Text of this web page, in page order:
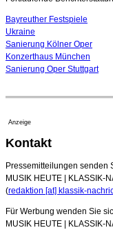
Bayreuther Festspiele
Ukraine
Sanierung Kölner Oper
Konzerthaus München
Sanierung Oper Stuttgart
Anzeige
Kontakt
Pressemitteilungen senden
MUSIK HEUTE | KLASSIK-
(redaktion [at] klassik-
Für Werbung wenden Sie
MUSIK HEUTE | KLASSIK-